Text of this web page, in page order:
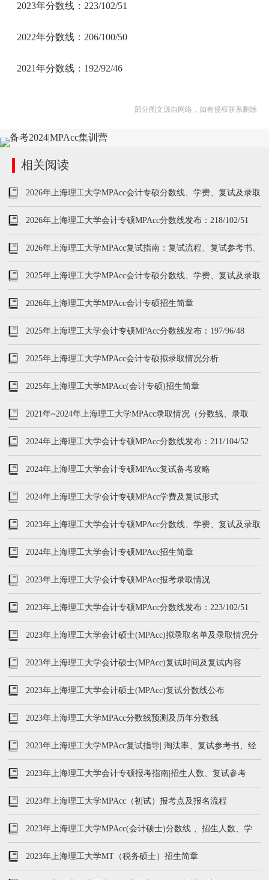
2023年分数线：223/102/51
2022年分数线：206/100/50
2021年分数线：192/92/46
部分图文源自网络，如有侵权联系删除
相关阅读
2026年上海理工大学MPAcc会计专硕分数线、学费、复试及录取
情况
2026年上海理工大学会计专硕MPAcc分数线发布：218/102/51
2026年上海理工大学MPAcc复试指南：复试流程、复试参考书、
分数线
2025年上海理工大学MPAcc会计专硕分数线、学费、复试及录取
情况
2026年上海理工大学MPAcc会计专硕招生简章
2025年上海理工大学会计专硕MPAcc分数线发布：197/96/48
2025年上海理工大学MPAcc会计专硕拟录取情况分析
2025年上海理工大学MPAcc(会计专硕)招生简章
2021年~2024年上海理工大学MPAcc录取情况（分数线、录取
率、复试内容）
2024年上海理工大学会计专硕MPAcc分数线发布：211/104/52
2024年上海理工大学会计专硕MPAcc复试备考攻略
2024年上海理工大学会计专硕MPAcc学费及复试形式
2023年上海理工大学会计专硕MPAcc分数线、学费、复试及录取
率
2024年上海理工大学会计专硕MPAcc招生简章
2023年上海理工大学会计专硕MPAcc报考录取情况
2023年上海理工大学会计专硕MPAcc分数线发布：223/102/51
2023年上海理工大学会计硕士(MPAcc)拟录取名单及录取情况分
析！最高250分！
2023年上海理工大学会计硕士(MPAcc)复试时间及复试内容
2023年上海理工大学会计硕士(MPAcc)复试分数线公布
2023年上海理工大学MPAcc分数线预测及历年分数线
2023年上海理工大学MPAcc复试指导| 淘汰率、复试参考书、经
验分享
2023年上海理工大学会计专硕报考指南|招生人数、复试参考
书、复试内容
2023年上海理工大学MPAcc（初试）报考点及报名流程
2023年上海理工大学MPAcc(会计硕士)分数线 、招生人数、学
费、复试内容分析
2023年上海理工大学MT（税务硕士）招生简章